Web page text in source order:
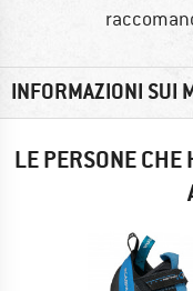
INFORMAZIONI SUI
LE PERSONE